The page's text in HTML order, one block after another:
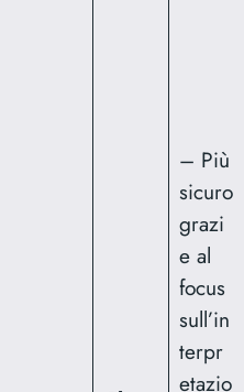
– Più
sicuro
grazi
e al
focus
sull’in
terpr
etazio